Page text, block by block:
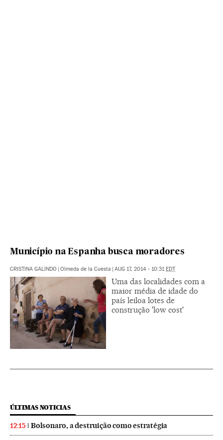
Município na Espanha busca moradores
CRISTINA GALINDO | Olmeda de la Cuesta | AUG 17, 2014 - 10:31EDT
Uma das localidades com a
maior média de idade do
país leiloa lotes de
construção 'low cost'
ÚLTIMAS NOTICIAS
12:15 Bolsonaro, a destruição como estratégia